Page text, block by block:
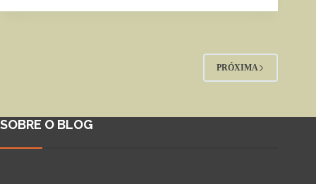
PRÓXIMA
SOBRE O BLOG